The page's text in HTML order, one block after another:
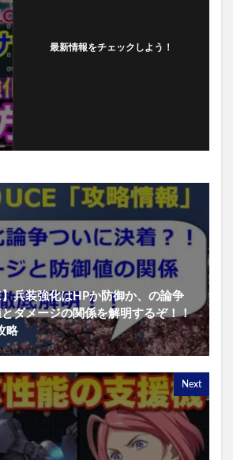
最新情報をチェックしよう！
】兵装強化はHPか防御か、の論争
ダメージの関係を解明するぞ！！
略
Next